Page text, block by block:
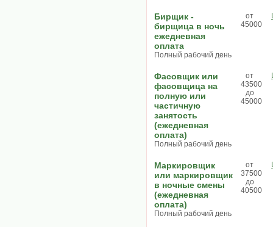
Бирщик -
бирщица в ночь
ежедневная
оплата
Полный рабочий день
от
45000
Фасовщик или
фасовщица на
полную или
частичную
занятость
(ежедневная
оплата)
Полный рабочий день
от
43500
до
45000
Маркировщик
или маркировщик
в ночные смены
(ежедневная
оплата)
Полный рабочий день
от
37500
до
40500